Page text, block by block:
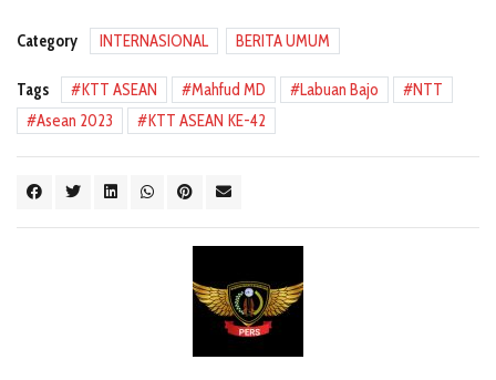
Category INTERNASIONAL BERITA UMUM
Tags KTT ASEAN Mahfud MD Labuan Bajo
NTT
Asean 2023
KTT ASEAN KE-42